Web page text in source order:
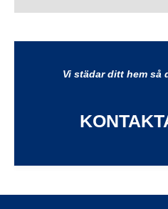
Vi städar ditt hem så